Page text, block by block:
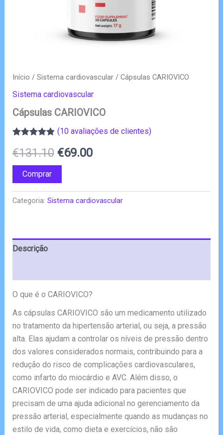
Início / Sistema cardiovascular/ Cápsulas CARIOVICO
Sistema cardiovascular
Cápsulas CARIOVICO
com4.90 em
5 com base
em
classificações
de clientes
(10 avaliações de clientes)
€131.10 O
original
€69.00O
atual
Comprar
Categoria: Sistema cardiovascular
Descrição
O que é o CARIOVICO?
As cápsulas CARIOVICO são um medicamento utilizado
no tratamento da hipertensão arterial, ou seja, a pressão
alta. Elas ajudam a controlar os níveis de pressão dentro
dos valores considerados normais, contribuindo para a
redução do risco de complicações cardiovasculares,
como infarto do miocárdio e AVC. Além disso, o
CARIOVICO pode ser indicado para pacientes que
precisam de uma ajuda adicional no gerenciamento da
pressão arterial, especialmente quando as mudanças no
estilo de vida, como dieta e exercícios, não são